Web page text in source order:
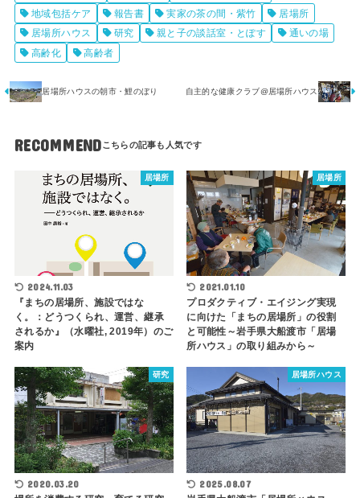
地域包括ケア
報告書 実家の茶の間・紫竹
居場所
居場所ハウス
研究 親と子の談話室・とぽす
通いの場
高齢化
高齢者
居場所ハウスの朝市・鯉のぼり 自主的な健康クラブ@居場所ハウス
RECOMMEND
居場所
2024.11.03
『まちの居場所、施設ではな
く。：どうつくられ、運営、継承
されるか』（水曜社, 2019年）のご
案内
居場所
2021.01.10
プロダクティブ・エイジング実現
に向けた「まちの居場所」の役割
と可能性～岩手県大船渡市「居場
所ハウス」の取り組みから～
研究
2020.03.20
居場所ハウス
2025.08.07